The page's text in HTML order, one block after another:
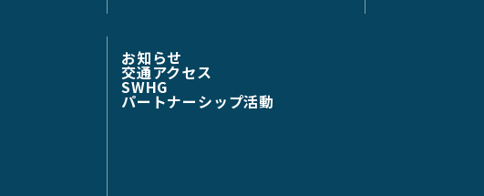
お知らせ
交通アクセス
SWHG
パートナーシップ活動